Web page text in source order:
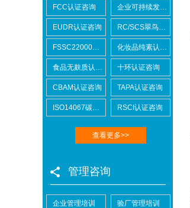
FCC认证咨询 企业可持续发展SCORE认证咨询
EUDR认证咨询 RC/SCS翠鸟认证咨询
FSSC22000认证咨询 化妆品纯素认证咨询
食品无麸质认证咨询 十环认证咨询
CBAM认证咨询 TAPA认证咨询
ISO14067碳足迹 RSCI认证咨询
查看更多>>
管理咨询
企业管理培训 验厂管理培训
BSCI验厂
ICTI验厂